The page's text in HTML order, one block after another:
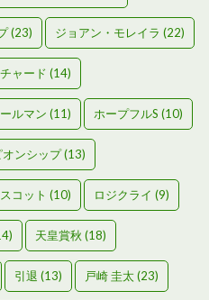
(23) ジョアン・モレイラ (22)
ャード (14)
ルマン (11) ホープフルS (10)
ンシップ(13)
コット (10) ロジクライ (9)
天皇賞秋 (18)
引退 (13) 戸崎 圭太(23)